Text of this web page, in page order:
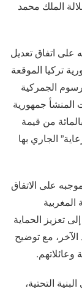
الملك محمد
يوافق بموجبه على اتفاق تعديل
تركيا الموقعة
الرسوم الجمركية
جمهورية
تركيا والمدرجة بالملحق 1 لهذا الاتفاق لتبلغ 90 بالمائة من قيمة
الجاري بها
رقم 59.20 يوافق بموجبه على الاتفاق
تعزيز الحماية
الآخر، مع توضيح
وعائلاتهم.
التحتية،